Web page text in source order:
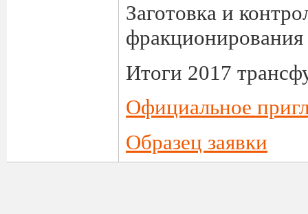
Заготовка и
фракционирования
Итоги 2017
Официальное
Образец заявки